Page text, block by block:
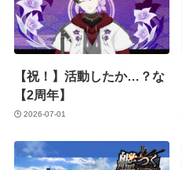
【祝！】活動したか…？な
【2周年】
2026-07-01